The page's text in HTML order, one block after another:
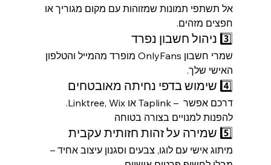
אל תשתפי תמונות שמזוהות עם מקום מגוריך או
חפצים מזהים.
3️⃣ ניהול חשבון נפרד
שמרי חשבון OnlyFans מופרד מהמייל והטלפון
האישי שלך.
4️⃣ שימוש בדפי נחיתה מאובטחים
.Linktree, Wix או Taplink – דרכם אפשר
להפנות למנויים בצורה בטוחה
5️⃣ שמירה על זהות חזותית עקבית
מיתוג אישי עם לוגו, צבעים וסגנון עיצוב אחיד –